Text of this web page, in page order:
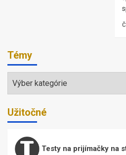
Témy
Témy
Užitočné
Testy na prijímačky na